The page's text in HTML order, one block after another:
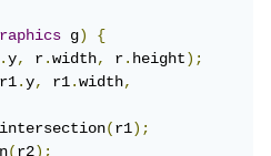
g)
{
.y, r.width, r.height);
r1.y, r1.width,
intersection(r1);
(r2);